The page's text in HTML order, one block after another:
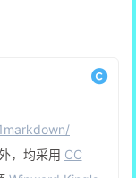
，均采用 CC